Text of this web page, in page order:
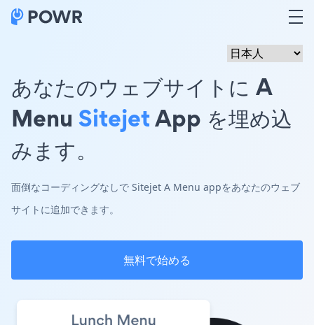
あなたのウェブサイトに A
Menu SitejetApp を埋め込
みます。
面倒なコーディングなしで Sitejet A Menu appをあなたのウェブ
サイトに追加できます。
無料で始める